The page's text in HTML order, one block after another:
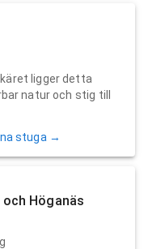
ligger detta
natur och stig till
stuga →
Höganäs